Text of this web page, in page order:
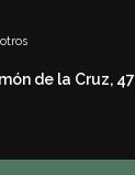
de la Cruz, 47